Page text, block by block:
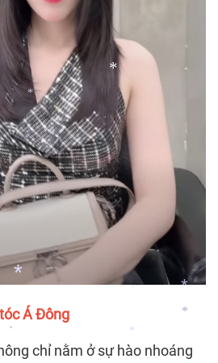
*
*
*
*
Á Đông
chỉ nằm ở sự hào nhoáng